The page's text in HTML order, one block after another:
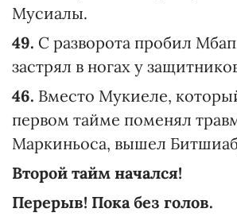
Мусиалы.
49. С разворота пробил
застрял в ногах у
46. Вместо Мукиеле,
первом тайме поменял
Маркиньоса, вышел
Второй тайм начался!
Перерыв! Пока без голов.